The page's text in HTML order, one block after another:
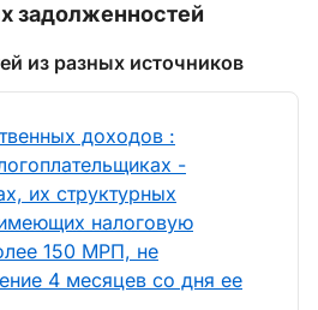
задолженностей
из разных источников
доходов :
-
их структурных
налоговую
150 МРП, не
4 месяцев со дня ее